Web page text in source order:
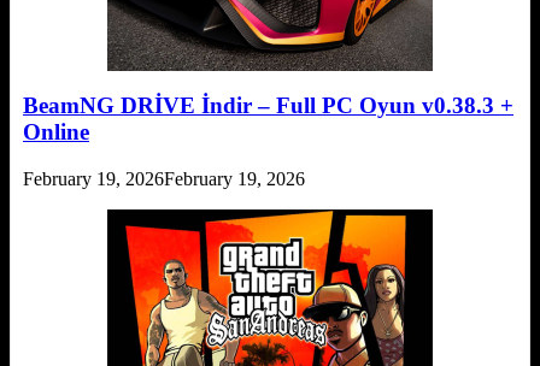
BeamNG DRİVE İndir – Full PC Oyun v0.38.3 +
Online
February 19, 2026February 19, 2026